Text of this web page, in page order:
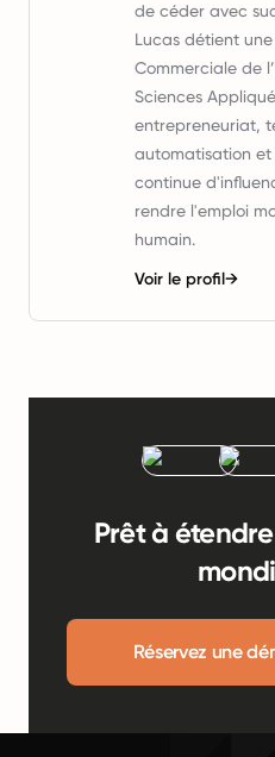
de céder avec
Lucas détient
Commerciale de
Sciences
entrepreneuriat,
automatisation
continue
rendre l'emploi
humain.
Voir le profil→
Prêt à
Réservez une